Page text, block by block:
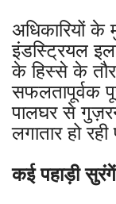
अधिकारियों के
इंडस्ट्रियल
के हिस्से के
सफलतापूर्वक
पालघर से
लगातार हो
कई पहाड़ी सुरंगें